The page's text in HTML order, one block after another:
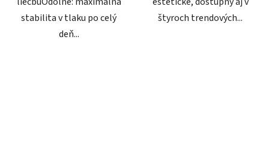
stabilita v tlaku po celý
deň...
štyroch trendových...